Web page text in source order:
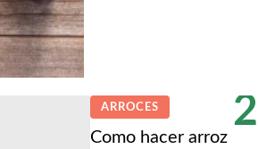
2
ARROCES
Como hacer arroz